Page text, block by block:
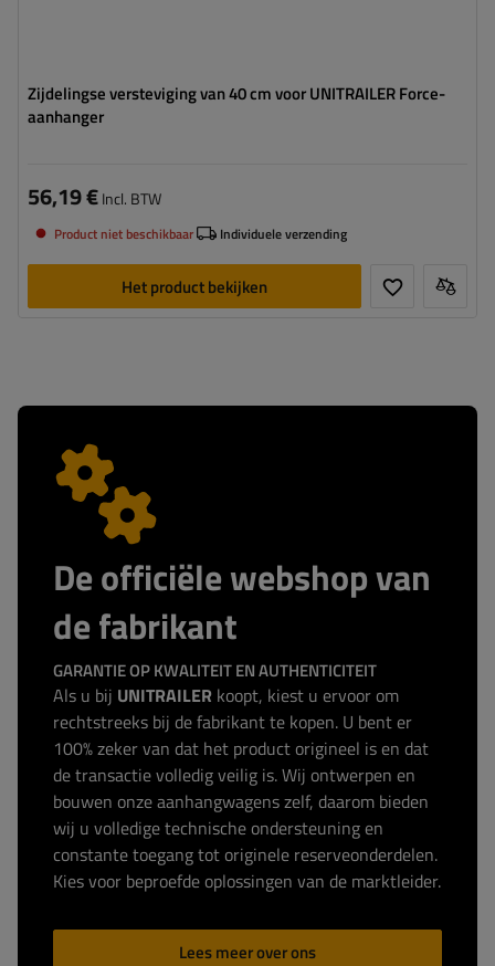
Zijdelingse versteviging van 40 cm voor UNITRAILER Force-
aanhanger
56,19 €Incl. BTW
Product niet beschikbaar Individuele verzending
Het product bekijken
De officiële webshop van
de fabrikant
GARANTIE OP KWALITEIT EN AUTHENTICITEIT
Als u bij UNITRAILER koopt, kiest u ervoor om
rechtstreeks bij de fabrikant te kopen. U bent er
100% zeker van dat het product origineel is en dat
de transactie volledig veilig is. Wij ontwerpen en
bouwen onze aanhangwagens zelf, daarom bieden
wij u volledige technische ondersteuning en
constante toegang tot originele reserveonderdelen.
Kies voor beproefde oplossingen van de marktleider.
Lees meer over ons